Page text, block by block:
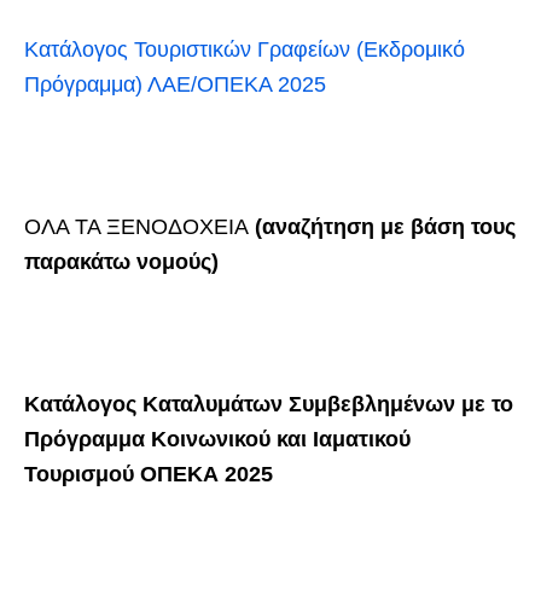
Κατάλογος Τουριστικών Γραφείων (Εκδρομικό
Πρόγραμμα) ΛΑΕ/ΟΠΕΚΑ 2025
ΟΛΑ ΤΑ ΞΕΝΟΔΟΧΕΙΑ (αναζήτηση με βάση τους
παρακάτω νομούς)
Κατάλογος Καταλυμάτων Συμβεβλημένων με το
Πρόγραμμα Κοινωνικού και Ιαματικού
Τουρισμού ΟΠΕΚΑ 2025